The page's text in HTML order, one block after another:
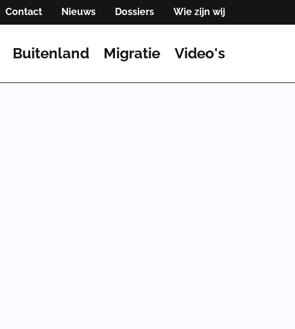
Contact Nieuws Dossiers Wie zijn wij
Buitenland Migratie Video's